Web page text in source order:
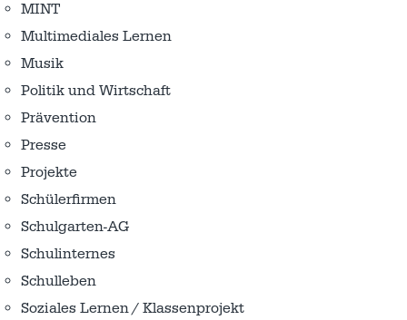
MINT
Multimediales Lernen
Musik
Politik und Wirtschaft
Prävention
Presse
Projekte
Schülerfirmen
Schulgarten-AG
Schulinternes
Schulleben
Soziales Lernen / Klassenprojekt